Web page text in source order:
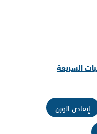
إنقاص الوزن